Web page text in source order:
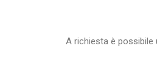
A richiesta è possibile